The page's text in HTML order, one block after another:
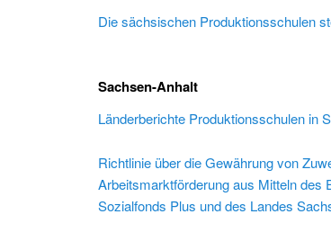
Die sächsischen Produktionsschulen
Sachsen-Anhalt
Länderberichte Produktionsschulen in
Richtlinie über die Gewährung von
Arbeitsmarktförderung aus Mitteln des
Sozialfonds Plus und des Landes